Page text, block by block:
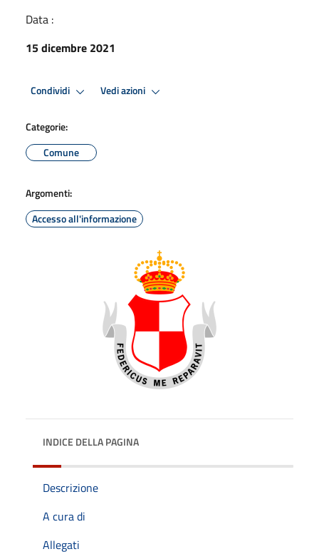
Data :
15 dicembre 2021
Condividi Vedi azioni
Categorie:
Comune
Argomenti:
Accesso all'informazione
INDICE DELLA PAGINA
Descrizione
A cura di
Allegati